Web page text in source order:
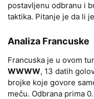
postavljenu odbranu i
taktika. Pitanje je da li
Analiza Francuske
Francuska je u ovom
WWWW, 13 datih
brojke koje govore
meču. Odbrana prima